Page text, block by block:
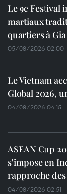
Le 9e Festival
martiaux
quartiers à
05/08/2026 02:00
Le Vietnam
Global 2026,
04/08/2026 04:15
ASEAN Cup
s'impose en
rapproche
04/08/2026 02:51